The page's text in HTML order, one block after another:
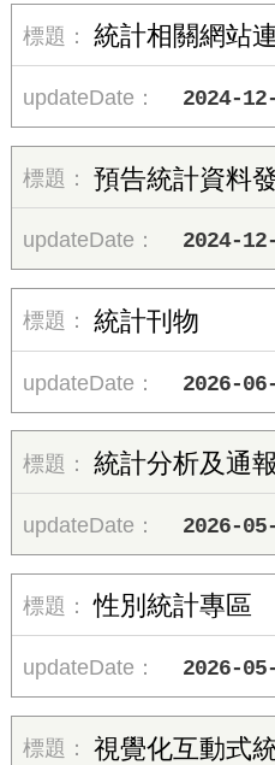
統計相關網站
2024-
預告統計資料
2024-
統計刊物
2026-
統計分析及通報
2026-
性別統計專區
2026-
視覺化互動式